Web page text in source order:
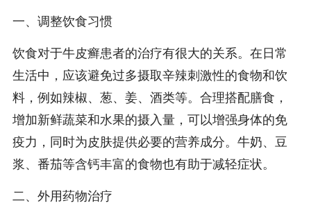
一、调整饮食习惯
饮食对于牛皮癣患者的治疗有很大的关系。在日常
生活中，应该避免过多摄取辛辣刺激性的食物和饮
料，例如辣椒、葱、姜、酒类等。合理搭配膳食，
增加新鲜蔬菜和水果的摄入量，可以增强身体的免
疫力，同时为皮肤提供必要的营养成分。牛奶、豆
浆、番茄等含钙丰富的食物也有助于减轻症状。
二、外用药物治疗